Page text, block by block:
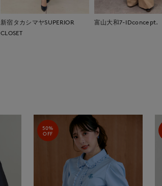
新宿タカシマヤSUPERIOR
CLOSET
富山大和7-IDconcept.
50%
OFF